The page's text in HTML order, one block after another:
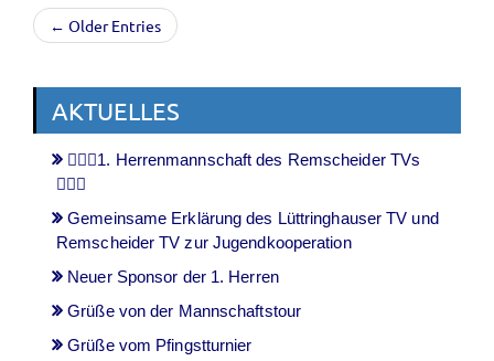
← Older Entries
AKTUELLES
🤾🏻‍♂️1. Herrenmannschaft des Remscheider TVs
🤾🏻‍♂️
Gemeinsame Erklärung des Lüttringhauser TV und
Remscheider TV zur Jugendkooperation
Neuer Sponsor der 1. Herren
Grüße von der Mannschaftstour
Grüße vom Pfingstturnier